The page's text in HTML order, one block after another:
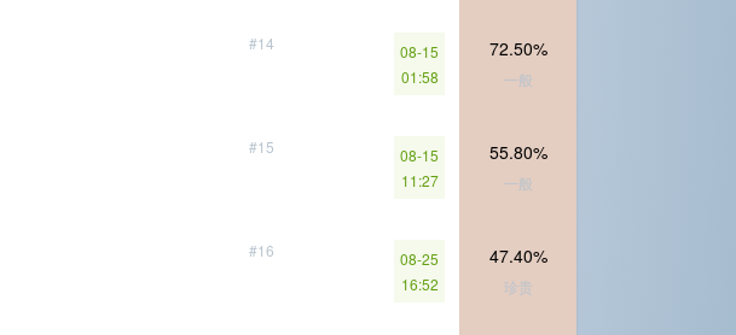
#14
08-15
01:58
72.50%
一般
#15
08-15
11:27
55.80%
一般
#16
08-25
16:52
47.40%
珍贵